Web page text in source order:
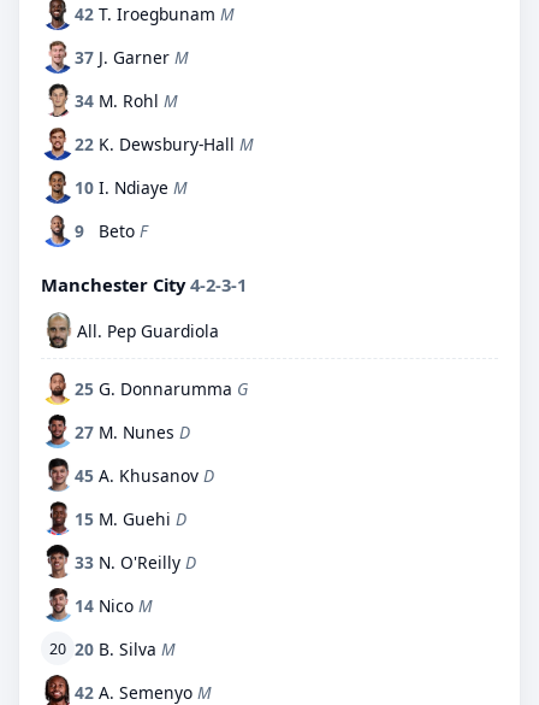
42 T. Iroegbunam M
37 J. Garner M
34 M. Rohl M
22 K. Dewsbury-Hall M
10 I. Ndiaye M
9
Beto F
Manchester City4-2-3-1
All. Pep Guardiola
25 G. Donnarumma G
27 M. Nunes D
45 A. Khusanov D
15 M. Guehi D
33 N. O'Reilly D
14 Nico M
20 20 B. Silva M
42 A. Semenyo M